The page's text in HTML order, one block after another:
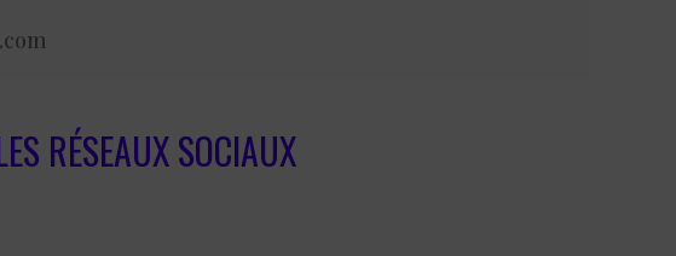
RÉSEAUX SOCIAUX